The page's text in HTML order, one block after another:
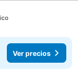
Ver precios